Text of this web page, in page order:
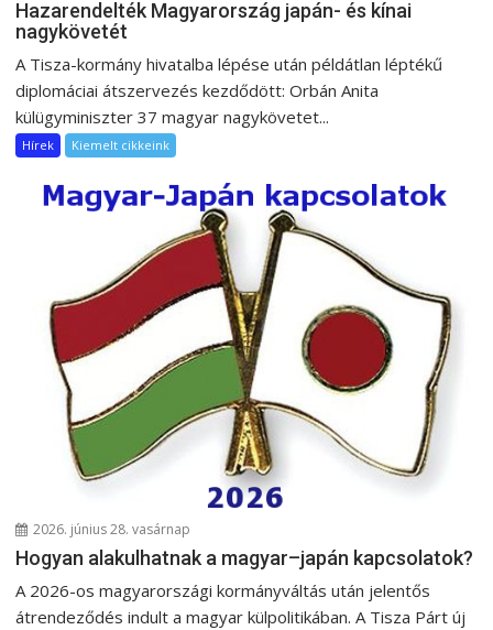
Hazarendelték Magyarország japán- és kínai
nagykövetét
A Tisza-kormány hivatalba lépése után példátlan léptékű
diplomáciai átszervezés kezdődött: Orbán Anita
külügyminiszter 37 magyar nagykövetet...
Hírek Kiemelt cikkeink
2026. június 28. vasárnap
Hogyan alakulhatnak a magyar–japán kapcsolatok?
A 2026-os magyarországi kormányváltás után jelentős
átrendeződés indult a magyar külpolitikában. A Tisza Párt új